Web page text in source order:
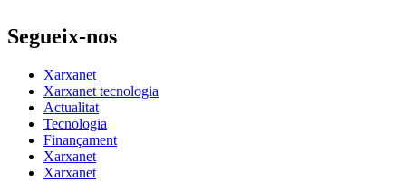
Segueix-nos
Xarxanet
Xarxanet tecnologia
Actualitat
Tecnologia
Finançament
Xarxanet
Xarxanet